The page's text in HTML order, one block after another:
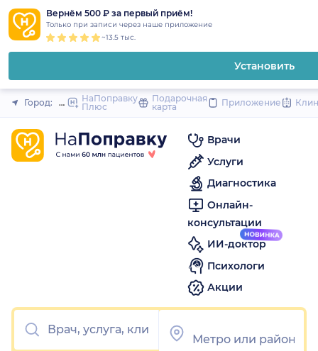
Вернём 500 ₽ за первый приём!
Только при записи через наше приложение
~13.5 тыс.
Установить
Закрыть
Город: Новосибирск
НаПоправку
Плюс
Подарочная
карта
Приложение
Врачи
Услуги
Диагностика
Онлайн-
консультации
ИИ-доктор
Психологи
Акции